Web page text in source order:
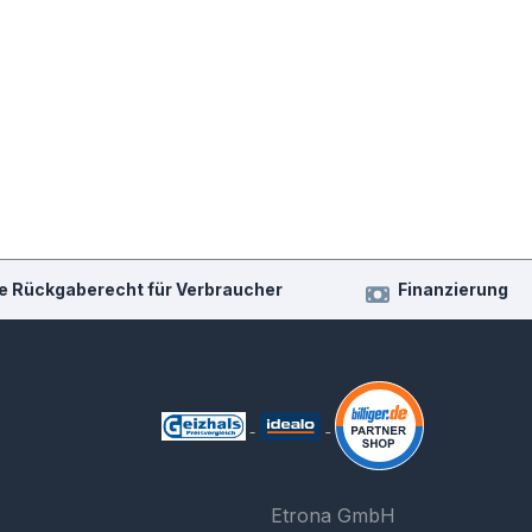
Rückgaberecht für Verbraucher Finanzierung
Etrona GmbH